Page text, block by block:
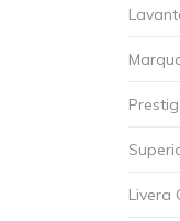
Livera